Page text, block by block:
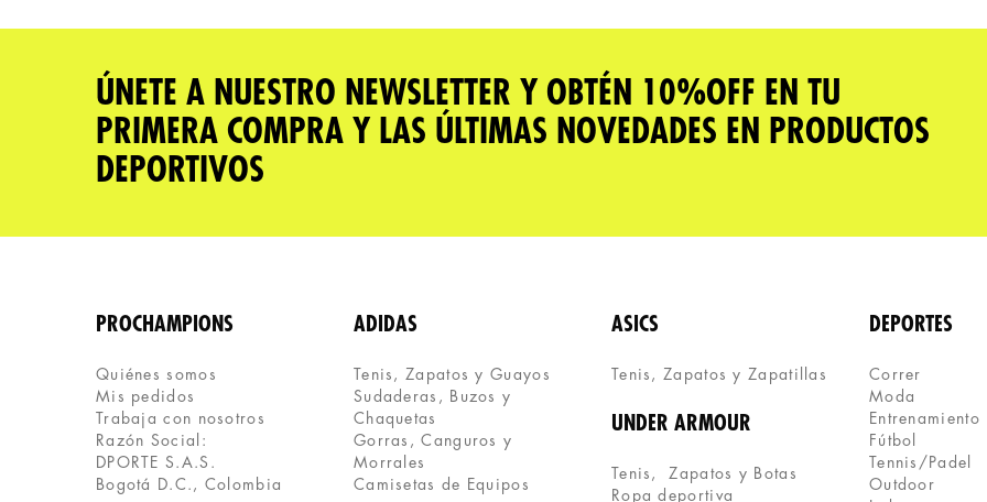
★★★★★
Dirección de email
ENVIAR COMENTARIO
ÚNETE A NUESTRO NEWSLETTER Y OBTÉN 10%OFF EN TU
PRIMERA COMPRA Y LAS ÚLTIMAS NOVEDADES EN PRODUCTOS
DEPORTIVOS
PROCHAMPIONS
Quiénes somos
Mis pedidos
Trabaja con nosotros
Razón Social:
DPORTE S.A.S.
Bogotá D.C., Colombia
ADIDAS
Tenis, Zapatos y Guayos
Sudaderas, Buzos y
Chaquetas
Gorras, Canguros y
Morrales
Camisetas de Equipos
ASICS
Tenis, Zapatos y Zapatillas
UNDER ARMOUR
Tenis,  Zapatos y Botas
Ropa deportiva
DEPORTES
Correr
Moda
Entrenamiento
Fútbol
Tennis/Padel
Outdoor